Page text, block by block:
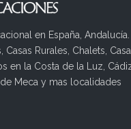
en España, Andalucía.
Rurales, Chalets,
en la Costa de la Luz,
Meca y mas localidades